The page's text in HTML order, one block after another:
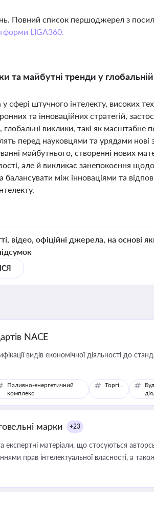
Повний список першоджерел з
LIGA360.
та майбутні тренди у глобальній
сфері штучного інтелекту, високих
та інноваційних стратегій,
глобальні виклики, такі як масштабне
перед науковцями та урядами
майбутнього, створенні нових
але й викликає занепокоєння
між інноваціями та
відео, офіційні джерела, на основі
NACE
видів економічної діяльності до
Паливно-енергетичний
комплекс
Торгівля
марки +23
експертні матеріали, що стосуються
прав інтелектуальної власності, а